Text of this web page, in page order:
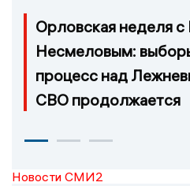
Орловская неделя
Несмеловым:
процесс над
СВО продолжается
Новости СМИ2